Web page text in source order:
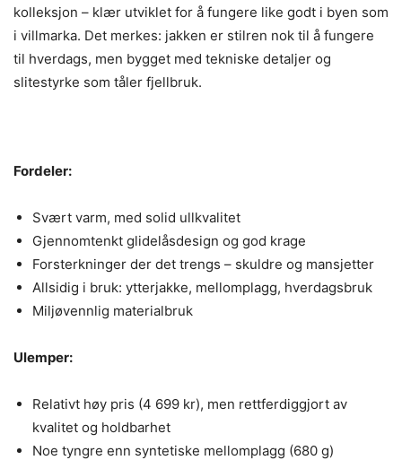
kolleksjon – klær utviklet for å fungere like godt i byen som
i villmarka. Det merkes: jakken er stilren nok til å fungere
til hverdags, men bygget med tekniske detaljer og
slitestyrke som tåler fjellbruk.
Fordeler:
Svært varm, med solid ullkvalitet
Gjennomtenkt glidelåsdesign og god krage
Forsterkninger der det trengs – skuldre og mansjetter
Allsidig i bruk: ytterjakke, mellomplagg, hverdagsbruk
Miljøvennlig materialbruk
Ulemper:
Relativt høy pris (4 699 kr), men rettferdiggjort av
kvalitet og holdbarhet
Noe tyngre enn syntetiske mellomplagg (680 g)